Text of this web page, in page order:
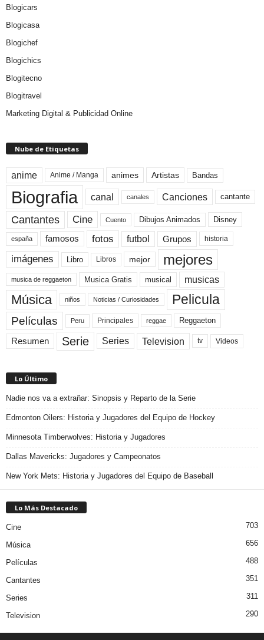
Blogicars
Blogicasa
Blogichef
Blogichics
Blogitecno
Blogitravel
Marketing Digital & Publicidad Online
Nube de Etiquetas
anime Anime / Manga animes Artistas Bandas
Biografia canal canales Canciones cantante
Cantantes Cine Cuento Dibujos Animados Disney
españa famosos fotos futbol Grupos historia
imágenes Libro Libros mejor mejores
musica de reggaeton Musica Gratis musical musicas
Música niños Noticias / Curiosidades Pelicula
Películas Peru Principales reggae Reggaeton
Resumen Serie Series Television tv Videos
Lo Último
Nadie nos va a extrañar: Sinopsis y Reparto de la Serie
Edmonton Oilers: Historia y Jugadores del Equipo de Hockey
Minnesota Timberwolves: Historia y Jugadores
Dallas Mavericks: Jugadores y Campeonatos
New York Mets: Historia y Jugadores del Equipo de Baseball
Lo Más Destacado
Cine 703
Música 656
Películas 488
Cantantes 351
Series 311
Television 290